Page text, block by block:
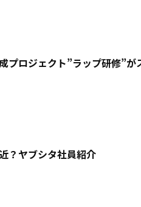
プロジェクト”ラップ研修”が
？ヤブシタ社員紹介